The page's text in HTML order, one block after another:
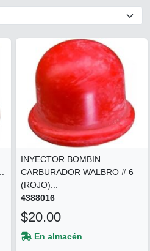
INYECTOR BOMBIN
CARBURADOR WALBRO # 6
(ROJO)...
4388016
$20.00
En almacén